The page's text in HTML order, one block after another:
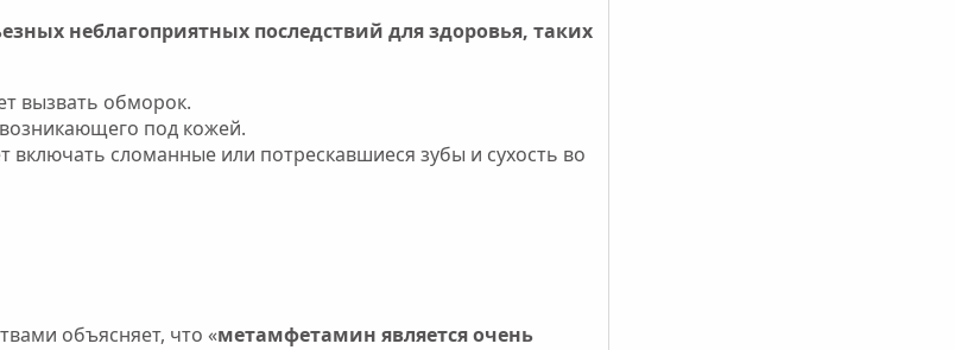
неблагоприятных последствий для здоровья, таких
вызвать обморок.
под кожей.
сломанные или потрескавшиеся зубы и сухость во
объясняет, что «метамфетамин является очень